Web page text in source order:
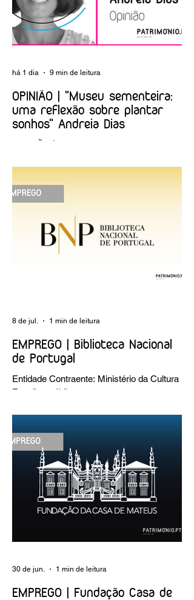
equívocos
OPINIÃO | "Museu sementeira:
uma reflexão sobre plantar
sonhos" Andreia Dias
OPINIÃO | "Museu sementeira: uma
Dias
há 1 dia 9 min de leitura
EMPREGO | Biblioteca Nacional
de Portugal
Entidade Contraente: Ministério da Cultura
Funções públicas por tempo
trabalho: execução de intervenções de
conservação e restauro; restauro de
encadernação antiga e/ou corrente;
realização de acondicionamentos para as
espécies bibliográficas intervencionadas;
execução dos programas de conservação
preventiva; produção de fichas de
8 de jul. 1 min de leitura
EMPREGO | Fundação Casa de
30 de jun. 1 min de leitura